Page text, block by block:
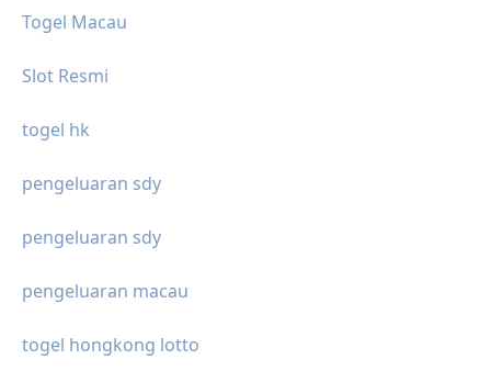
Togel Macau
Slot Resmi
togel hk
pengeluaran sdy
pengeluaran sdy
pengeluaran macau
togel hongkong lotto